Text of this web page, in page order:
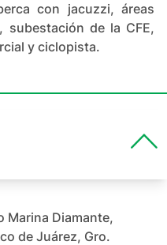
con jacuzzi, áreas
subestación de la CFE,
y ciclopista.
Marina Diamante,
de Juárez, Gro.